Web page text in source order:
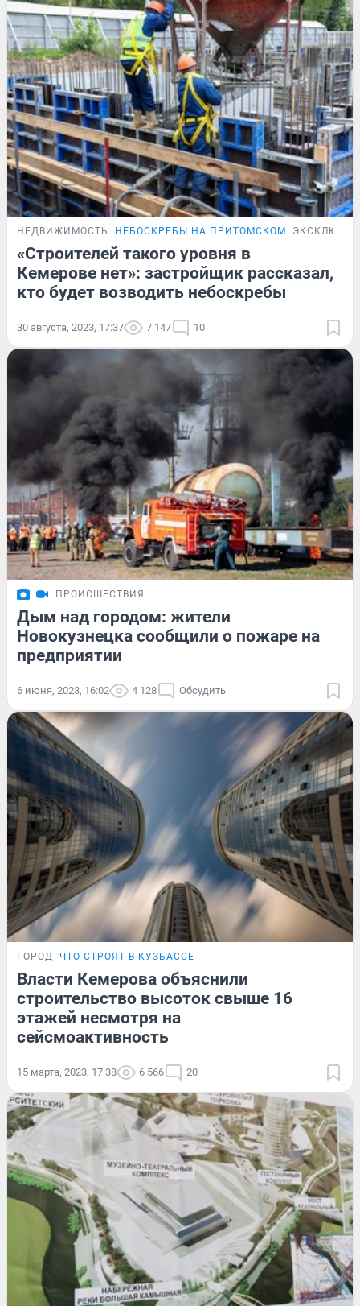
НЕДВИЖИМОСТЬ НЕБОСКРЕБЫ НА ПРИТОМСКОМ ЭКСКЛЮЗИВ
«Строителей такого уровня в
Кемерове нет»: застройщик рассказал,
кто будет возводить небоскребы
30 августа, 2023, 17:37 7 147 10
ПРОИСШЕСТВИЯ
Дым над городом: жители
Новокузнецка сообщили о пожаре на
предприятии
6 июня, 2023, 16:02 4 128 Обсудить
ГОРОД ЧТО СТРОЯТ В КУЗБАССЕ
Власти Кемерова объяснили
строительство высоток свыше 16
этажей несмотря на
сейсмоактивность
15 марта, 2023, 17:38 6 566 20